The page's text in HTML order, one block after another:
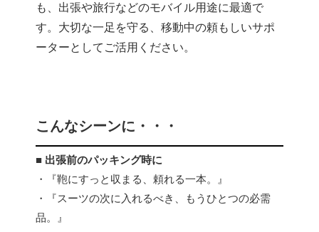
も、出張や旅行などのモバイル用途に最適で
す。大切な一足を守る、移動中の頼もしいサポ
ーターとしてご活用ください。
こんなシーンに・・・
■ 出張前のパッキング時に
・『鞄にすっと収まる、頼れる一本。』
・『スーツの次に入れるべき、もうひとつの必需
品。』